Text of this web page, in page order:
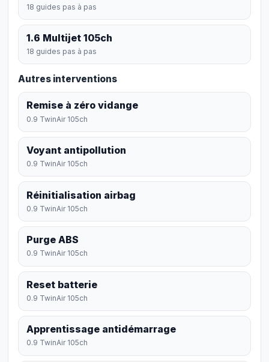
18 guides pas à pas
1.6 Multijet 105ch
18 guides pas à pas
Autres interventions
Remise à zéro vidange
0.9 TwinAir 105ch
Voyant antipollution
0.9 TwinAir 105ch
Réinitialisation airbag
0.9 TwinAir 105ch
Purge ABS
0.9 TwinAir 105ch
Reset batterie
0.9 TwinAir 105ch
Apprentissage antidémarrage
0.9 TwinAir 105ch